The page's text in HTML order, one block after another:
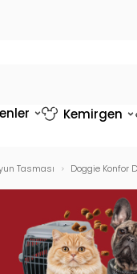
Kemirgen
Tasması Doggie Konfor